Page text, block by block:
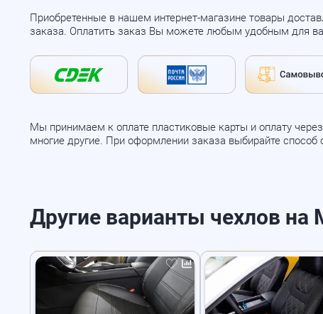
Приобретенные в нашем интернет-магазине товары
заказа. Оплатить заказ Вы можете любым удобным для
Мы принимаем к оплате пластиковые карты и оплату
многие другие. При оформлении заказа выбирайте
Другие варианты чехлов на